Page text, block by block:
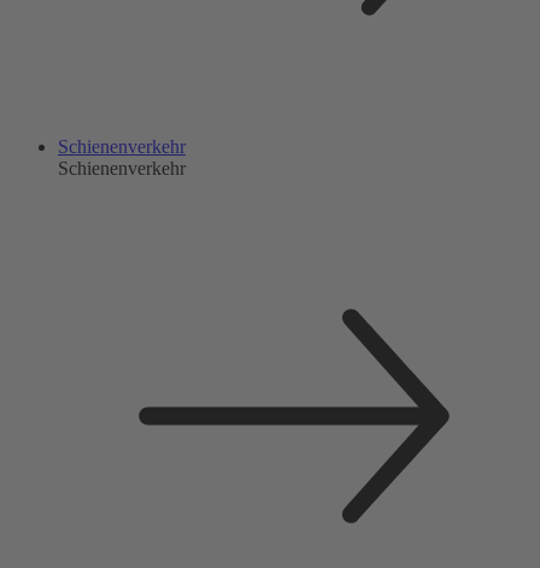
Schienenverkehr
Schienenverkehr